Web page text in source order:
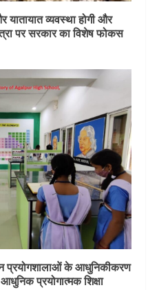
यातायात व्यवस्था होगी और
पर सरकार का विशेष फोकस
प्रयोगशालाओं के आधुनिकीकरण
आधुनिक प्रयोगात्मक शिक्षा